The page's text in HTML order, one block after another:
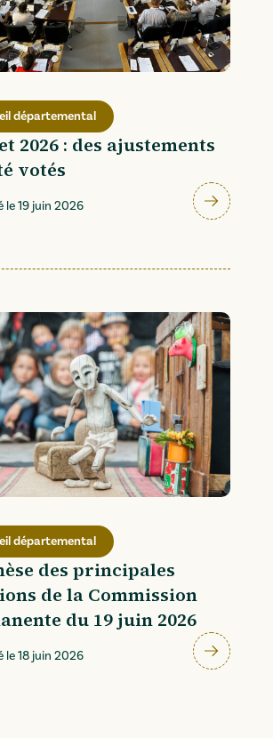
départemental
2026 : des ajustements
votés
le19 juin 2026
départemental
des principales
de la Commission
du 19 juin 2026
le18 juin 2026